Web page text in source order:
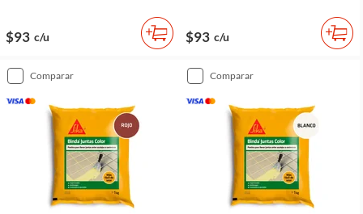
$93 c/u $93 c/u
comparar comparar